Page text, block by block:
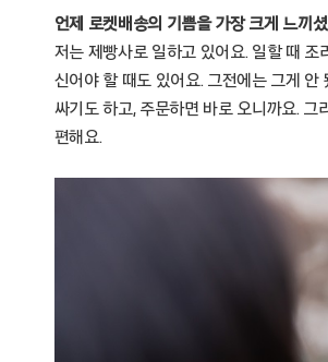
언제 로켓배송의 기쁨을 가장 크게 느끼
저는 제빵사로 일하고 있어요. 일할 때
신어야 할 때도 있어요. 그전에는 그게
싸기도 하고, 주문하면 바로 오니까요. 그
편해요.